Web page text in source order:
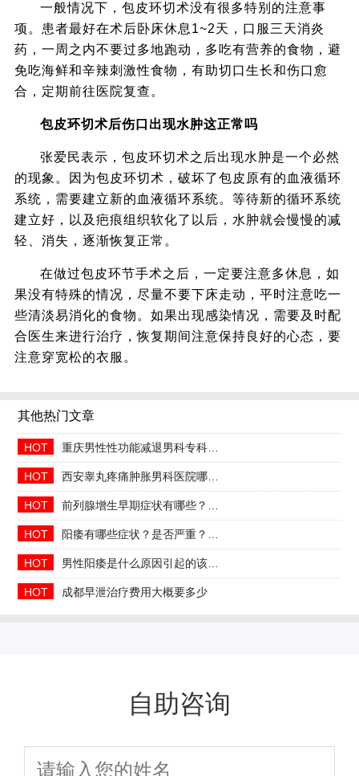
一般情况下，包皮环切术没有很多特别的注意事
项。患者最好在术后卧床休息1~2天，口服三天消炎
药，一周之内不要过多地跑动，多吃有营养的食物，避
免吃海鲜和辛辣刺激性食物，有助切口生长和伤口愈
合，定期前往医院复查。
包皮环切术后伤口出现水肿这正常吗
张爱民表示，包皮环切术之后出现水肿是一个必然
的现象。因为包皮环切术，破坏了包皮原有的血液循环
系统，需要建立新的血液循环系统。等待新的循环系统
建立好，以及疤痕组织软化了以后，水肿就会慢慢的减
轻、消失，逐渐恢复正常。
在做过包皮环节手术之后，一定要注意多休息，如
果没有特殊的情况，尽量不要下床走动，平时注意吃一
些清淡易消化的食物。如果出现感染情况，需要及时配
合医生来进行治疗，恢复期间注意保持良好的心态，要
注意穿宽松的衣服。
其他热门文章
HOT 重庆男性性功能减退男科专科2026年中医调理哪家好
HOT 西安睾丸疼痛肿胀男科医院哪家正规收费合理透明
HOT 前列腺增生早期症状有哪些？2026治疗方法与日常预防指南
HOT 阳痿有哪些症状？是否严重？会自己好吗
HOT 男性阳痿是什么原因引起的该如何治疗
HOT 成都早泄治疗费用大概要多少
自助咨询